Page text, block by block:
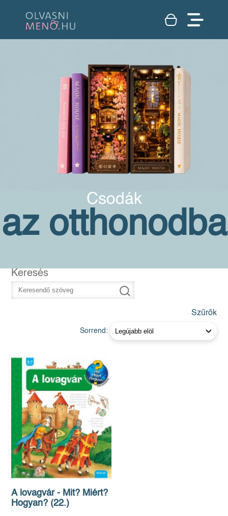
Csodák
az otthonodba
Keresés
Szűrők
Sorrend:
A lovagvár - Mit? Miért?
Hogyan? (22.)